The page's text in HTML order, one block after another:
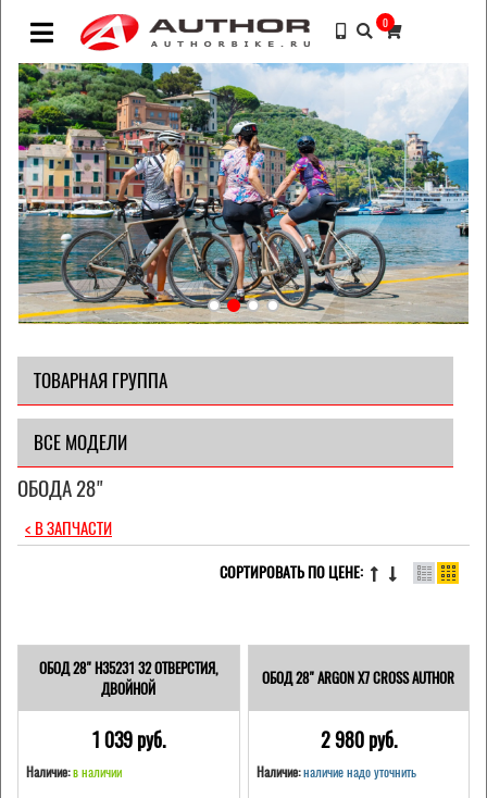
0
ТОВАРНАЯ ГРУППА
ВСЕ МОДЕЛИ
ОБОДА 28"
< В ЗАПЧАСТИ
СОРТИРОВАТЬ ПО ЦЕНЕ:
ОБОД 28" H35231 32 ОТВЕРСТИЯ,
ДВОЙНОЙ
1 039 pуб.
Наличие:в наличии
ОБОД 28" ARGON X7 CROSS AUTHOR
2 980 pуб.
Наличие: наличие надо уточнить